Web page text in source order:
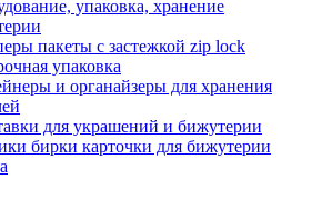
упаковка, хранение
пакеты с застежкой zip lock
упаковка
и органайзеры для хранения
для украшений и бижутерии
бирки карточки для бижутерии